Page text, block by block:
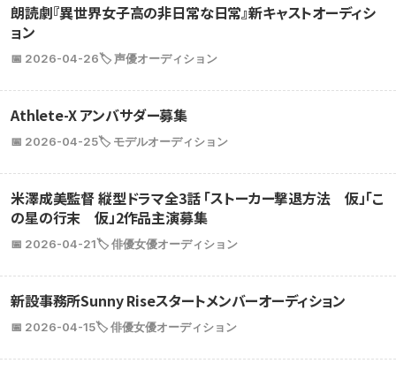
朗読劇『異世界女子高の非日常な日常』新キャストオーディシ
ョン
📅 2026-04-26🏷️ 声優オーディション
Athlete-X アンバサダー募集
📅 2026-04-25🏷️ モデルオーディション
米澤成美監督 縦型ドラマ全3話 「ストーカー撃退方法 仮」「こ
の星の行末 仮」2作品主演募集
📅 2026-04-21🏷️ 俳優女優オーディション
新設事務所Sunny Riseスタートメンバーオーディション
📅 2026-04-15🏷️ 俳優女優オーディション